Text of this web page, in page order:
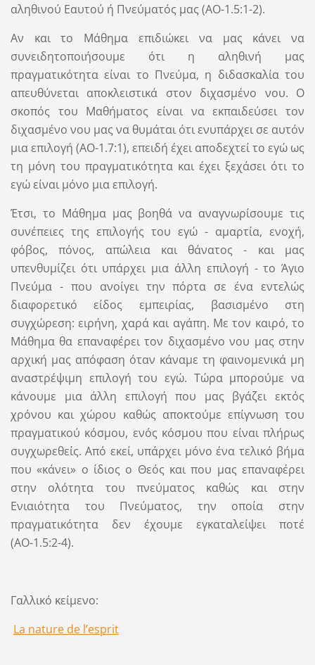
αληθινού Εαυτού ή Πνεύματός μας (ΑΟ-1.5:1-2).
Αν και το Μάθημα επιδιώκει να μας κάνει να
συνειδητοποιήσουμε ότι η αληθινή μας
πραγματικότητα είναι το Πνεύμα, η διδασκαλία του
απευθύνεται αποκλειστικά στον διχασμένο νου. Ο
σκοπός του Μαθήματος είναι να εκπαιδεύσει τον
διχασμένο νου μας να θυμάται ότι ενυπάρχει σε αυτόν
μια επιλογή (ΑΟ-1.7:1), επειδή έχει αποδεχτεί το εγώ ως
τη μόνη του πραγματικότητα και έχει ξεχάσει ότι το
εγώ είναι μόνο μια επιλογή.
Έτσι, το Μάθημα μας βοηθά να αναγνωρίσουμε τις
συνέπειες της επιλογής του εγώ - αμαρτία, ενοχή,
φόβος, πόνος, απώλεια και θάνατος - και μας
υπενθυμίζει ότι υπάρχει μια άλλη επιλογή - το Άγιο
Πνεύμα - που ανοίγει την πόρτα σε ένα εντελώς
διαφορετικό είδος εμπειρίας, βασισμένο στη
συγχώρεση: ειρήνη, χαρά και αγάπη. Με τον καιρό, το
Μάθημα θα επαναφέρει τον διχασμένο νου μας στην
αρχική μας απόφαση όταν κάναμε τη φαινομενικά μη
αναστρέψιμη επιλογή του εγώ. Τώρα μπορούμε να
κάνουμε μια άλλη επιλογή που μας βγάζει εκτός
χρόνου και χώρου καθώς αποκτούμε επίγνωση του
πραγματικού κόσμου, ενός κόσμου που είναι πλήρως
συγχωρεθείς. Από εκεί, υπάρχει μόνο ένα τελικό βήμα
που «κάνει» ο ίδιος ο Θεός και που μας επαναφέρει
στην ολότητα του πνεύματος καθώς και στην
Ενιαιότητα του Πνεύματος, την οποία στην
πραγματικότητα δεν έχουμε εγκαταλείψει ποτέ
(ΑΟ-1.5:2-4).
Γαλλικό κείμενο:
La nature de l’esprit